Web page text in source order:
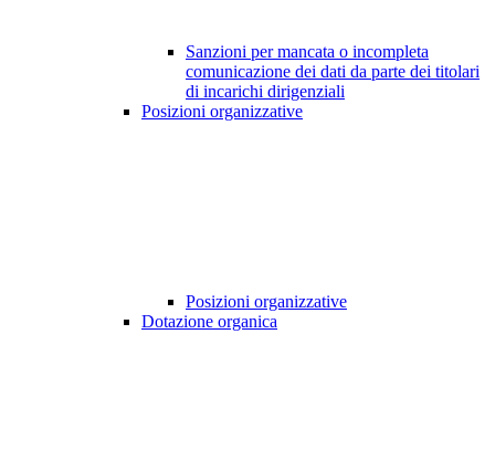
Sanzioni per mancata o incompleta
comunicazione dei dati da parte dei titolari
di incarichi dirigenziali
Posizioni organizzative
Posizioni organizzative
Dotazione organica